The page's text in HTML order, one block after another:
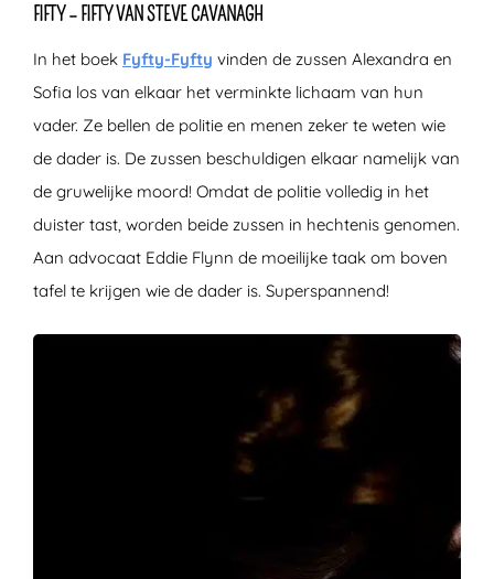
FIFTY – FIFTY VAN STEVE CAVANAGH
In het boek Fyfty-Fyfty vinden de zussen Alexandra en
Sofia los van elkaar het verminkte lichaam van hun
vader. Ze bellen de politie en menen zeker te weten wie
de dader is. De zussen beschuldigen elkaar namelijk van
de gruwelijke moord! Omdat de politie volledig in het
duister tast, worden beide zussen in hechtenis genomen.
Aan advocaat Eddie Flynn de moeilijke taak om boven
tafel te krijgen wie de dader is. Superspannend!